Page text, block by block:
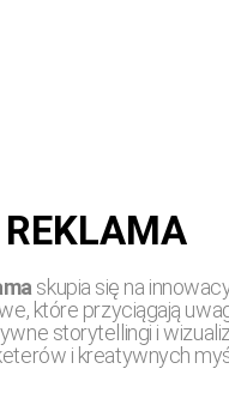
skupia się na
które przyciągają
storytellingi i
i kreatywnych